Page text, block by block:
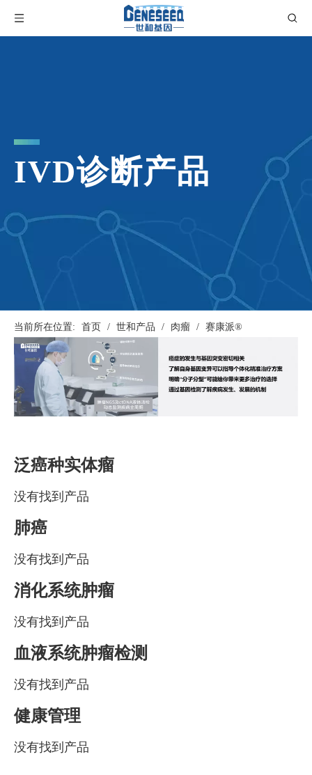
IVD诊断产品
当前所在位置: 首页 / 世和产品 / 肉瘤 / 赛康派®
泛癌种实体瘤
没有找到产品
肺癌
没有找到产品
消化系统肿瘤
没有找到产品
血液系统肿瘤检测
没有找到产品
健康管理
没有找到产品